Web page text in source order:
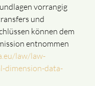
vorrangig
und
können dem
entnommen
law/law-
dimension-data-